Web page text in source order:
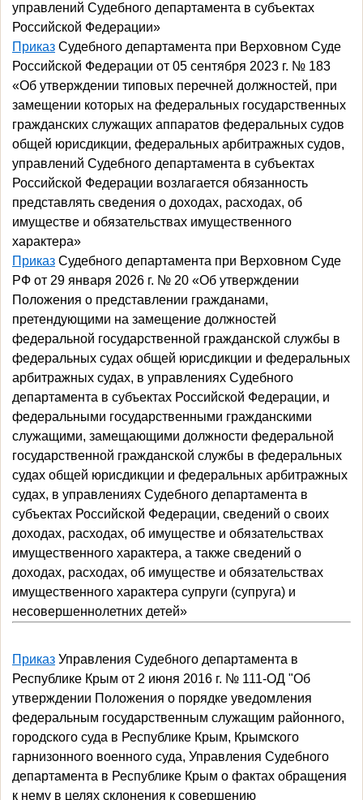
управлений Судебного департамента в субъектах
Российской Федерации»
Приказ Судебного департамента при Верховном Суде
Российской Федерации от 05 сентября 2023 г. № 183
«Об утверждении типовых перечней должностей, при
замещении которых на федеральных государственных
гражданских служащих аппаратов федеральных судов
общей юрисдикции, федеральных арбитражных судов,
управлений Судебного департамента в субъектах
Российской Федерации возлагается обязанность
представлять сведения о доходах, расходах, об
имуществе и обязательствах имущественного
характера»
Приказ Судебного департамента при Верховном Суде
РФ от 29 января 2026 г. № 20 «Об утверждении
Положения о представлении гражданами,
претендующими на замещение должностей
федеральной государственной гражданской службы в
федеральных судах общей юрисдикции и федеральных
арбитражных судах, в управлениях Судебного
департамента в субъектах Российской Федерации, и
федеральными государственными гражданскими
служащими, замещающими должности федеральной
государственной гражданской службы в федеральных
судах общей юрисдикции и федеральных арбитражных
судах, в управлениях Судебного департамента в
субъектах Российской Федерации, сведений о своих
доходах, расходах, об имуществе и обязательствах
имущественного характера, а также сведений о
доходах, расходах, об имуществе и обязательствах
имущественного характера супруги (супруга) и
несовершеннолетних детей»
Приказ Управления Судебного департамента в
Республике Крым от 2 июня 2016 г. № 111-ОД "Об
утверждении Положения о порядке уведомления
федеральным государственным служащим районного,
городского суда в Республике Крым, Крымского
гарнизонного военного суда, Управления Судебного
департамента в Республике Крым о фактах обращения
к нему в целях склонения к совершению